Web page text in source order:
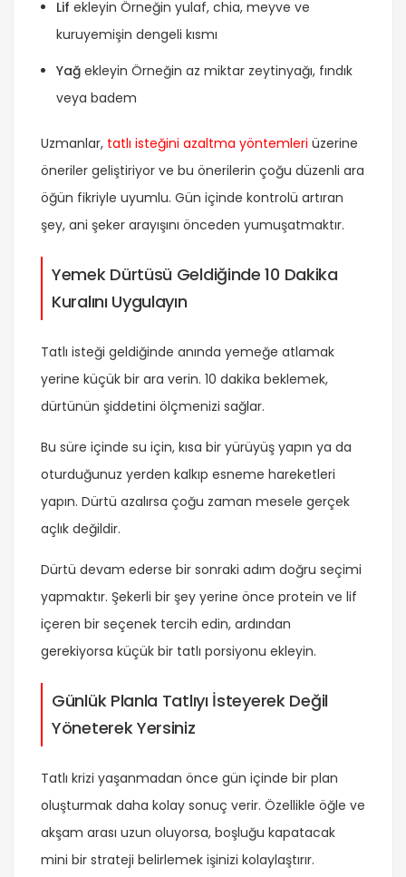
Lif ekleyin Örneğin yulaf, chia, meyve ve
kuruyemişin dengeli kısmı
Yağ ekleyin Örneğin az miktar zeytinyağı, fındık
veya badem
Uzmanlar, tatlı isteğini azaltma yöntemleri üzerine
öneriler geliştiriyor ve bu önerilerin çoğu düzenli ara
öğün fikriyle uyumlu. Gün içinde kontrolü artıran
şey, ani şeker arayışını önceden yumuşatmaktır.
Yemek Dürtüsü Geldiğinde 10 Dakika
Kuralını Uygulayın
Tatlı isteği geldiğinde anında yemeğe atlamak
yerine küçük bir ara verin. 10 dakika beklemek,
dürtünün şiddetini ölçmenizi sağlar.
Bu süre içinde su için, kısa bir yürüyüş yapın ya da
oturduğunuz yerden kalkıp esneme hareketleri
yapın. Dürtü azalırsa çoğu zaman mesele gerçek
açlık değildir.
Dürtü devam ederse bir sonraki adım doğru seçimi
yapmaktır. Şekerli bir şey yerine önce protein ve lif
içeren bir seçenek tercih edin, ardından
gerekiyorsa küçük bir tatlı porsiyonu ekleyin.
Günlük Planla Tatlıyı İsteyerek Değil
Yöneterek Yersiniz
Tatlı krizi yaşanmadan önce gün içinde bir plan
oluşturmak daha kolay sonuç verir. Özellikle öğle ve
akşam arası uzun oluyorsa, boşluğu kapatacak
mini bir strateji belirlemek işinizi kolaylaştırır.